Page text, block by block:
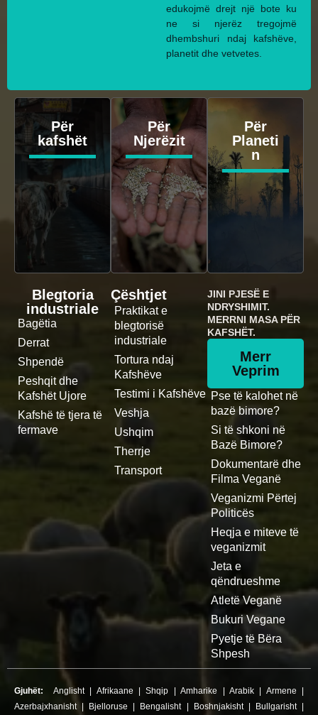
edukojmë drejt një bote ku
ne si njerëz tregojmë
dhembshuri ndaj kafshëve,
planetit dhe vetvetes.
Për
kafshët
Për
Njerëzit
Për
Planeti
n
Blegtoria
industriale
Bagëtia
Derrat
Shpendë
Peshqit dhe
Kafshët Ujore
Kafshë të tjera të
fermave
Çështjet
Praktikat e
blegtorisë
industriale
Tortura ndaj
Kafshëve
Testimi i Kafshëve
Veshja
Ushqim
Therrje
Transport
JINI PJESË E
NDRYSHIMIT.
MERRNI MASA PËR
KAFSHËT.
Merr
Veprim
Pse të kalohet në
bazë bimore?
Si të shkoni në
Bazë Bimore?
Dokumentarë dhe
Filma Veganë
Veganizmi Përtej
Politicës
Heqja e miteve të
veganizmit
Jeta e
qëndrueshme
Atletë Veganë
Bukuri Vegane
Pyetje të Bëra
Shpesh
Gjuhët: Anglisht| Afrikaane |Shqip |Amharike | Arabik| Armene |
Azerbajxhanisht| Bjelloruse | Bengalisht| Boshnjakisht| Bullgarisht|